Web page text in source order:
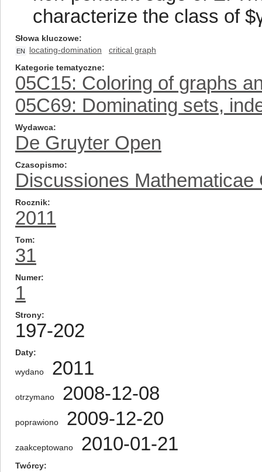
characterize the class of
Słowa kluczowe
EN locating-domination
critical graph
Kategorie tematyczne
05C15: Coloring of graphs
05C69: Dominating sets,
Wydawca
De Gruyter Open
Czasopismo
Discussiones Mathematicae
Rocznik
2011
Tom
31
Numer
1
Strony
197-202
Daty
wydano 2011
otrzymano 2008-12-08
poprawiono 2009-12-20
zaakceptowano 2010-01-21
Twórcy